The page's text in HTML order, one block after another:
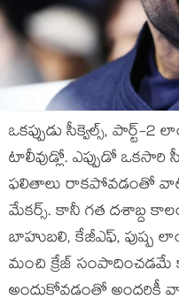
ఒకప్పుడు సీక్వెల్స్, పార్ట్-
టాలీవుడ్లో. ఎప్పుడో
ఫలితాలు రాకపోవడంతో వాటి
మేకర్స్. కానీ గత దశాబ్ద
బాహుబలి, కేజీఎఫ్, పుష్ప
మంచి క్రేజ్
అందుకోవడంతో అందరికీ